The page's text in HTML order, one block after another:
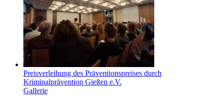
Preisverleihung des Präventionspreises durch
Kriminalprävention Gießen e.V.
Gallerie